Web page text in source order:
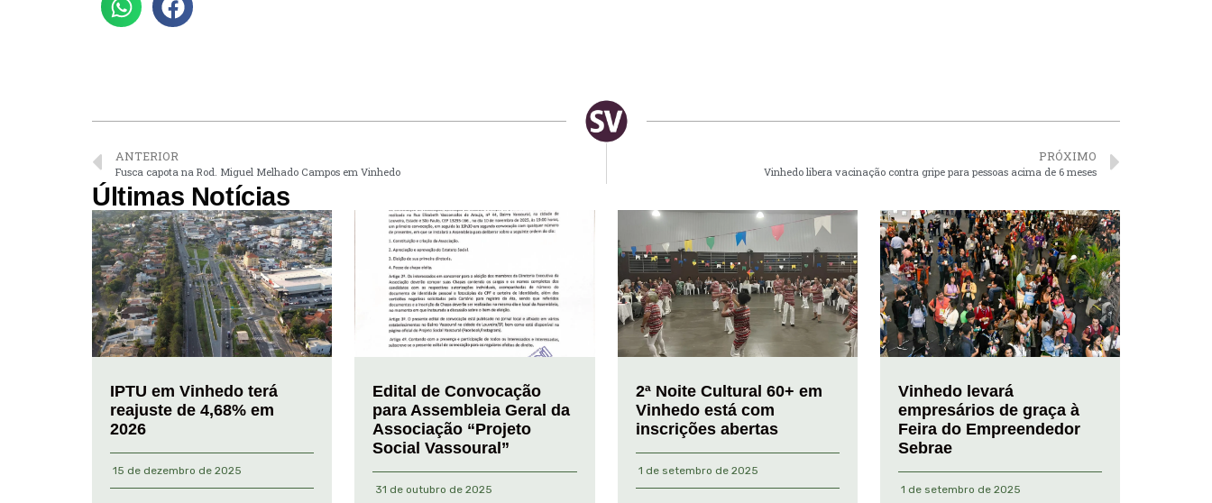
ANTERIOR
Fusca capota na Rod. Miguel Melhado Campos em Vinhedo
PRÓXIMO
Vinhedo libera vacinação contra gripe para pessoas acima de 6 meses
Últimas Notícias
IPTU em Vinhedo terá
reajuste de 4,68% em
2026
15 de dezembro de 2025
Edital de Convocação
para Assembleia Geral da
Associação “Projeto
Social Vassoural”
31 de outubro de 2025
2ª Noite Cultural 60+ em
Vinhedo está com
inscrições abertas
1 de setembro de 2025
Vinhedo levará
empresários de graça à
Feira do Empreendedor
Sebrae
1 de setembro de 2025